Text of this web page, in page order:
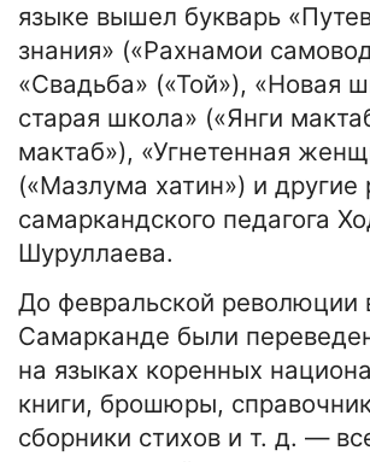
языке вышел букварь
знания» («Рахнамои
«Свадьба» («Той»), «Новая
старая школа» («Янги
мактаб»), «Угнетенная
(«Мазлума хатин») и другие
самаркандского педагога
Шуруллаева.
До февральской революции
Самарканде были
на языках коренных
книги, брошюры,
сборники стихов и т. д. —